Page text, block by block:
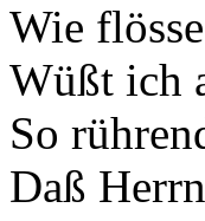
Wie
Wüßt ich
So
Daß